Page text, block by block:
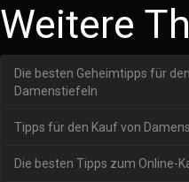
Weitere
Die besten Geheimtipps für
Damenstiefeln
Tipps für den Kauf von
Die besten Tipps zum Online-